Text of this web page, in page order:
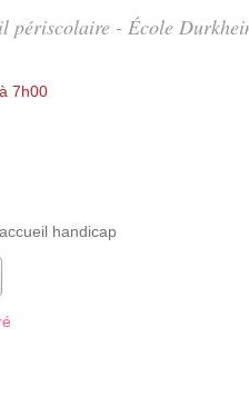
périscolaire - École
7h00
accueil handicap